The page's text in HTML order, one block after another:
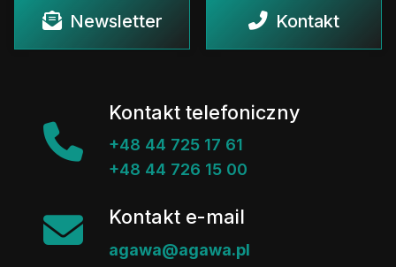
Newsletter Kontakt
Kontakt telefoniczny
+48 44 725 17 61
+48 44 726 15 00
Kontakt e-mail
agawa@agawa.pl